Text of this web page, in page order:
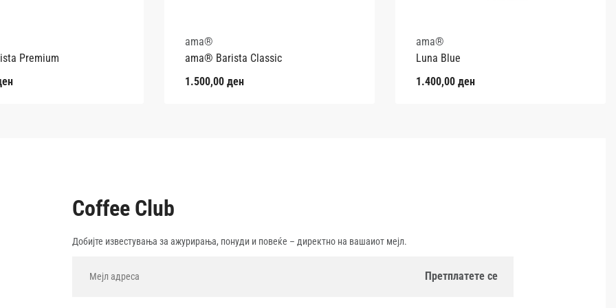
Premium
ama®
ama® Barista Classic
1.500,00 ден
ama®
Luna Blue
1.400,00 ден
Coffee Club
Добијте известувања за ажурирања, понуди и повеќе – директно на вашаиот мејл.